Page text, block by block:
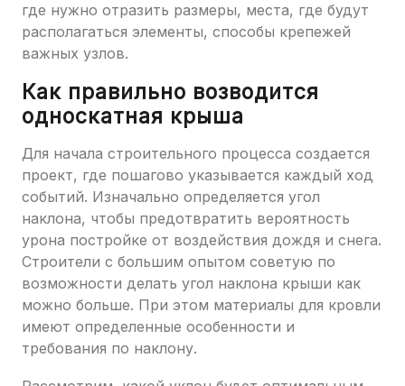
где нужно отразить размеры, места, где будут
располагаться элементы, способы крепежей
важных узлов.
Как правильно возводится
односкатная крыша
Для начала строительного процесса создается
проект, где пошагово указывается каждый ход
событий. Изначально определяется угол
наклона, чтобы предотвратить вероятность
урона постройке от воздействия дождя и снега.
Строители с большим опытом советую по
возможности делать угол наклона крыши как
можно больше. При этом материалы для кровли
имеют определенные особенности и
требования по наклону.